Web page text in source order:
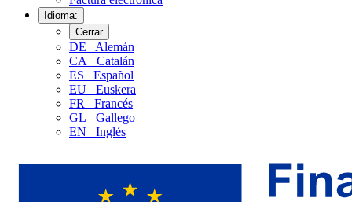
Idioma:
Cerrar
DE
Alemán
CA
Catalán
ES
Español
EU
Euskera
FR
Francés
GL
Gallego
EN
Inglés